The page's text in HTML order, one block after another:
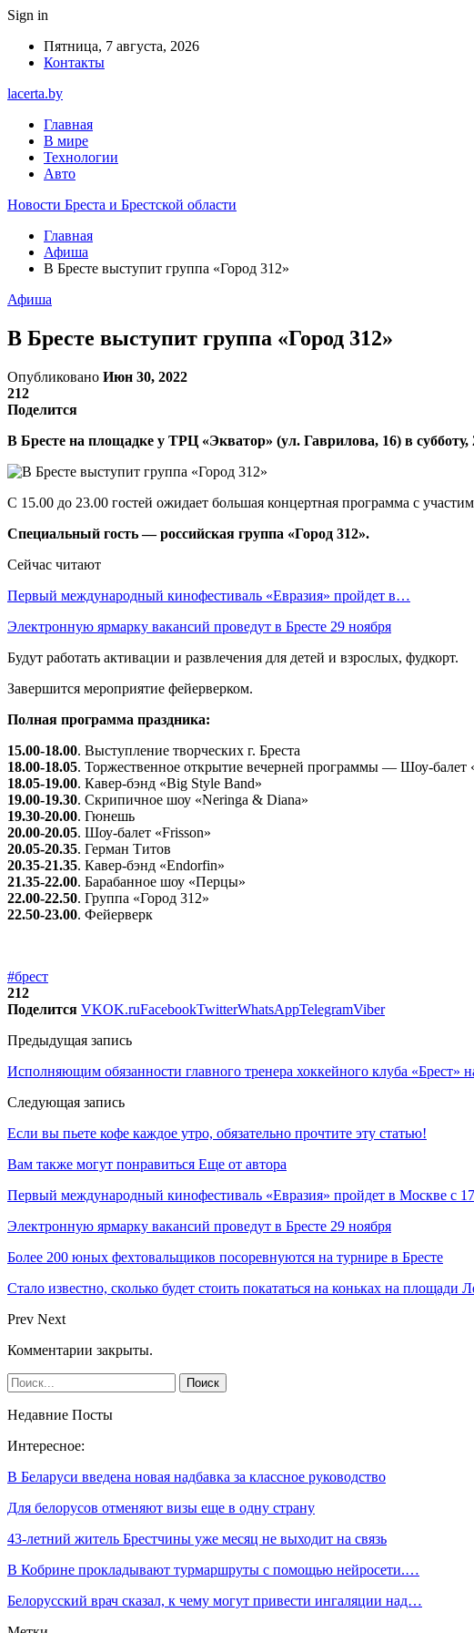
Sign in
Пятница, 7 августа, 2026
Контакты
lacerta.by
Главная
В мире
Технологии
Авто
Новости Бреста и Брестской области
Главная
Афиша
В Бресте выступит группа «Город 312»
Афиша
В Бресте выступит группа «Город 312»
Опубликовано Июн 30, 2022
212
Поделится
В Бресте на площадке у ТРЦ «Экватор» (ул. Гаврилова, 16) в
С 15.00 до 23.00 гостей ожидает большая концертная программа с
Специальный гость — российская группа «Город 312».
Сейчас читают
Первый международный кинофестиваль «Евразия» пройдет в…
Электронную ярмарку вакансий проведут в Бресте 29 ноября
Будут работать активации и развлечения для детей и взрослых, фудкорт.
Завершится мероприятие фейерверком.
Полная программа праздника:
15.00-18.00. Выступление творческих г. Бреста
18.00-18.05. Торжественное открытие вечерней программы — Шоу-балет
18.05-19.00. Кавер-бэнд «Big Style Band»
19.00-19.30. Скрипичное шоу «Neringa & Diana»
19.30-20.00. Гюнешь
20.00-20.05. Шоу-балет «Frisson»
20.05-20.35. Герман Титов
20.35-21.35. Кавер-бэнд «Endorfin»
21.35-22.00. Барабанное шоу «Перцы»
22.00-22.50. Группа «Город 312»
22.50-23.00. Фейерверк
#брест
212
Поделится VKOK.ruFacebookTwitterWhatsAppTelegramViber
Предыдущая запись
Исполняющим обязанности главного тренера хоккейного клуба «Брест»
Следующая запись
Если вы пьете кофе каждое утро, обязательно прочтите эту статью!
Вам также могут понравиться Еще от автора
Первый международный кинофестиваль «Евразия» пройдет в Москве с
Электронную ярмарку вакансий проведут в Бресте 29 ноября
Более 200 юных фехтовальщиков посоревнуются на турнире в Бресте
Стало известно, сколько будет стоить покататься на коньках на площади
Prev Next
Комментарии закрыты.
Недавние Посты
Интересное:
В Беларуси введена новая надбавка за классное руководство
Для белорусов отменяют визы еще в одну страну
43-летний житель Брестчины уже месяц не выходит на связь
В Кобрине прокладывают турмаршруты с помощью нейросети.…
Белорусский врач сказал, к чему могут привести ингаляции над…